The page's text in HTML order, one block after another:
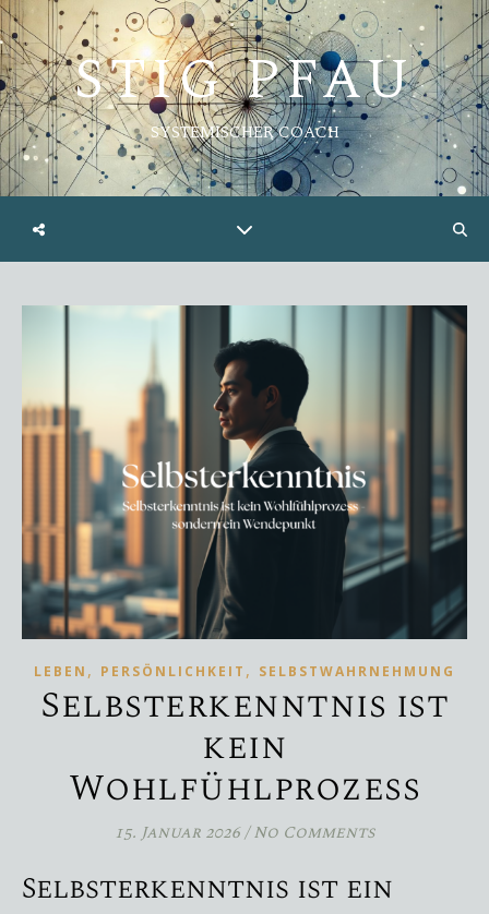
STIG PFAU
SYSTEMISCHER COACH
LEBEN , PERSÖNLICHKEIT , SELBSTWAHRNEHMUNG
Selbsterkenntnis ist
kein
Wohlfühlprozess
15. Januar 2026/ No Comments
Selbsterkenntnis ist ein